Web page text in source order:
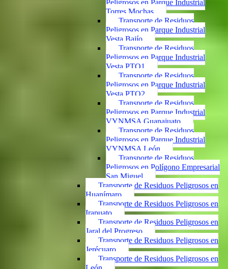
Peligrosos en Parque Industrial
Torres Mochas
Transporte de Residuos
Peligrosos en Parque Industrial
Vesta Bajío
Transporte de Residuos
Peligrosos en Parque Industrial
Vesta PTO1
Transporte de Residuos
Peligrosos en Parque Industrial
Vesta PTO2
Transporte de Residuos
Peligrosos en Parque Industrial
VYNMSA Guanajuato
Transporte de Residuos
Peligrosos en Parque Industrial
VYNMSA León
Transporte de Residuos
Peligrosos en Polígono Empresarial
San Miguel
Transporte de Residuos Peligrosos en
Huanímaro
Transporte de Residuos Peligrosos en
Irapuato
Transporte de Residuos Peligrosos en
Jaral del Progreso
Transporte de Residuos Peligrosos en
Jerécuaro
Transporte de Residuos Peligrosos en